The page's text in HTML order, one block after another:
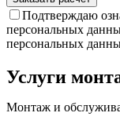
Подтверждаю
персональных
персональных
Услуги
Монтаж и